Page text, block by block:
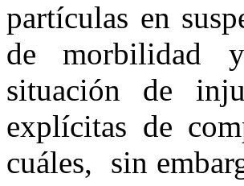
partículas en
de morbilidad
situación de
explícitas de
cuáles, sin